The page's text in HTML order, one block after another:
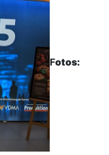
Fotos: